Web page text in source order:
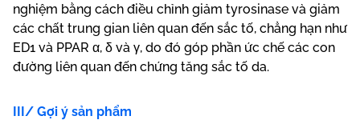
nghiệm bằng cách điều chỉnh giảm tyrosinase và giảm
các chất trung gian liên quan đến sắc tố, chẳng hạn như
ED1 và PPAR α, δ và γ, do đó góp phần ức chế các con
đường liên quan đến chứng tăng sắc tố da.
III/ Gợi ý sản phẩm